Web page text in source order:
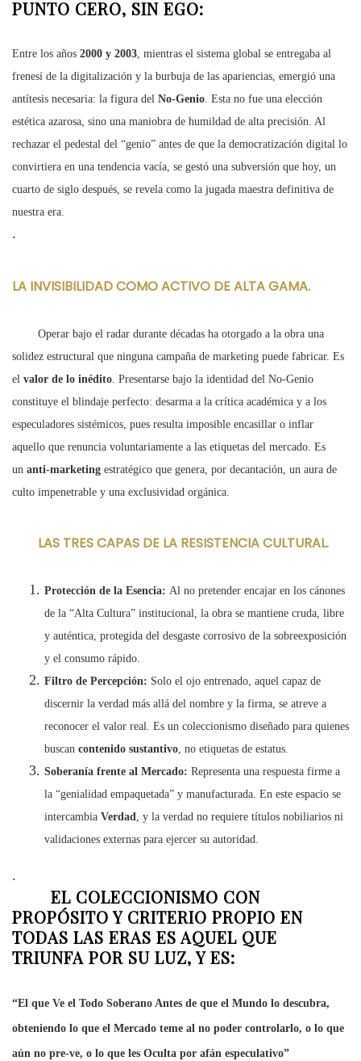
PUNTO CERO, SIN EGO:
Entre los años 2000 y 2003, mientras el sistema global se entregaba al
frenesí de la digitalización y la burbuja de las apariencias, emergió una
antítesis necesaria: la figura del No-Genio. Esta no fue una elección
estética azarosa, sino una maniobra de humildad de alta precisión. Al
rechazar el pedestal del “genio” antes de que la democratización digital lo
convirtiera en una tendencia vacía, se gestó una subversión que hoy, un
cuarto de siglo después, se revela como la jugada maestra definitiva de
nuestra era.
.
LA INVISIBILIDAD COMO ACTIVO DE ALTA GAMA.
Operar bajo el radar durante décadas ha otorgado a la obra una
solidez estructural que ninguna campaña de marketing puede fabricar. Es
el valor de lo inédito . Presentarse bajo la identidad del No-Genio
constituye el blindaje perfecto: desarma a la crítica académica y a los
especuladores sistémicos, pues resulta imposible encasillar o inflar
aquello que renuncia voluntariamente a las etiquetas del mercado. Es
un anti-marketing estratégico que genera, por decantación, un aura de
culto impenetrable y una exclusividad orgánica.
LAS TRES CAPAS DE LA RESISTENCIA CULTURAL.
Protección de la Esencia: Al no pretender encajar en los cánones
de la “Alta Cultura” institucional, la obra se mantiene cruda, libre
y auténtica, protegida del desgaste corrosivo de la sobreexposición
y el consumo rápido.
Filtro de Percepción: Solo el ojo entrenado, aquel capaz de
discernir la verdad más allá del nombre y la firma, se atreve a
reconocer el valor real. Es un coleccionismo diseñado para quienes
buscan contenido sustantivo, no etiquetas de estatus.
Soberanía frente al Mercado: Representa una respuesta firme a
la “genialidad empaquetada” y manufacturada. En este espacio se
intercambia Verdad, y la verdad no requiere títulos nobiliarios ni
validaciones externas para ejercer su autoridad.
.
EL COLECCIONISMO CON
PROPÓSITO Y CRITERIO PROPIO EN
TODAS LAS ERAS ES AQUEL QUE
TRIUNFA POR SU LUZ, Y ES:
“El que Ve el Todo Soberano Antes de que el Mundo lo descubra,
obteniendo lo que el Mercado teme al no poder controlarlo, o lo que
aún no pre-ve, o lo que les Oculta por afán especulativo”